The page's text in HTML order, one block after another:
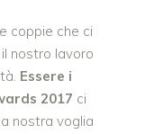
coppie che ci
nostro lavoro
Essere i
2017 ci
nostra voglia